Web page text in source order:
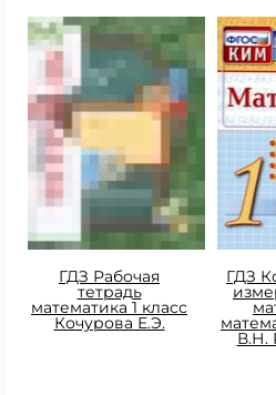
ГДЗ Рабочая
тетрадь
математика 1 класс
Кочурова Е.Э.
ГДЗ
В.Н.